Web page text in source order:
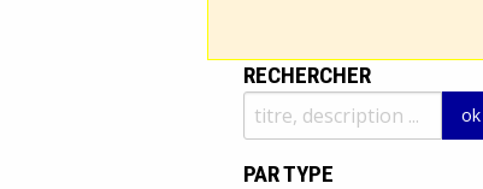
RECHERCHER
PAR TYPE